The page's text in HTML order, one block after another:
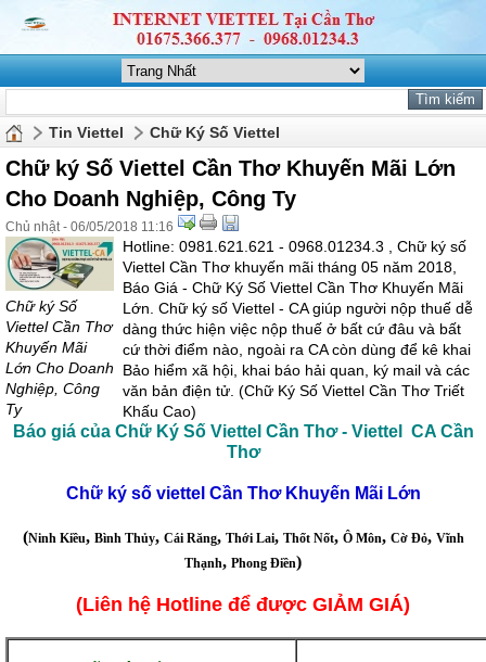
Tin Viettel Chữ Ký Số Viettel
Chữ ký Số Viettel Cần Thơ Khuyến Mãi Lớn
Cho Doanh Nghiệp, Công Ty
Chủ nhật - 06/05/2018 11:16
Chữ ký Số
Viettel Cần Thơ
Khuyến Mãi
Lớn Cho Doanh
Nghiệp, Công
Ty
Hotline: 0981.621.621 - 0968.01234.3 , Chữ ký số
Viettel Cần Thơ khuyến mãi tháng 05 năm 2018,
Báo Giá - Chữ Ký Số Viettel Cần Thơ Khuyến Mãi
Lớn. Chữ ký số Viettel - CA giúp người nộp thuế dễ
dàng thức hiện việc nộp thuế ở bất cứ đâu và bất
cứ thời điểm nào, ngoài ra CA còn dùng để kê khai
Bảo hiểm xã hội, khai báo hải quan, ký mail và các
văn bản điện tử. (Chữ Ký Số Viettel Cần Thơ Triết
Khấu Cao)
Báo giá của Chữ Ký Số Viettel Cần Thơ- Viettel CA Cần
Thơ
Chữ ký số viettel Cần Thơ Khuyến Mãi Lớn
(Ninh Kiều, Bình Thủy, Cái Răng, Thới Lai, Thốt Nốt, Ô Môn, Cờ Đỏ, Vĩnh
Thạnh, Phong Điền)
(Liên hệ Hotline để được GIẢM GIÁ)